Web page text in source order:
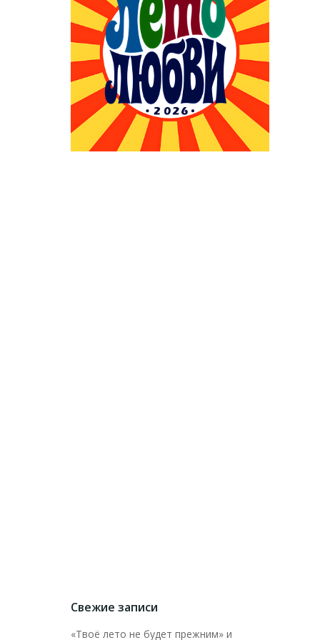
Свежие записи
«Твоё лето не будет прежним» и